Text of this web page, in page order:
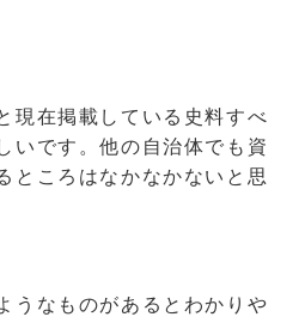
現在掲載している史料すべ
いです。他の自治体でも資
ところはなかなかないと思
うなものがあるとわかりや